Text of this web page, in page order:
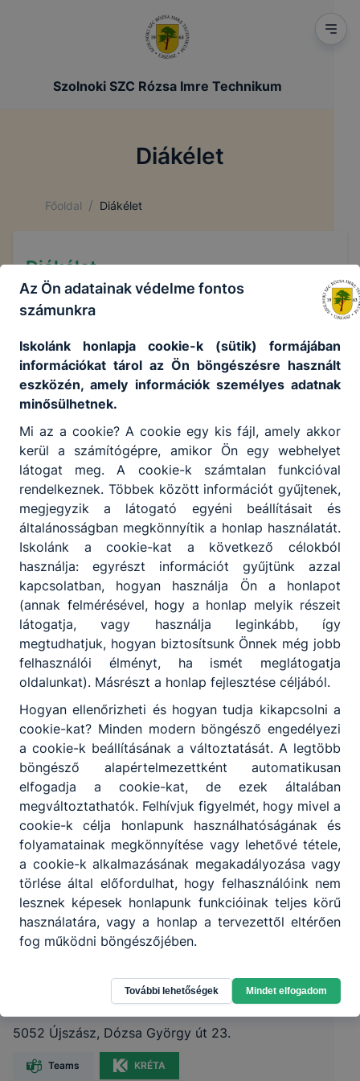
Szolnoki SZC Rózsa Imre Technikum
Diákélet
Főoldal / Diákélet
Diákélet
Sport
Partnereink
Szolnoki SZC Rózsa Imre Technikum
5052 Újszász, Dózsa György út 23.
Teams KRÉTA
Az Ön adatainak védelme fontos
számunkra
Iskolánk honlapja cookie-k (sütik) formájában
információkat tárol az Ön böngészésre használt
eszközén, amely információk személyes adatnak
minősülhetnek.
Mi az a cookie? A cookie egy kis fájl, amely akkor
kerül a számítógépre, amikor Ön egy webhelyet
látogat meg. A cookie-k számtalan funkcióval
rendelkeznek. Többek között információt gyűjtenek,
megjegyzik a látogató egyéni beállításait és
általánosságban megkönnyítik a honlap használatát.
Iskolánk a cookie-kat a következő célokból
használja: egyrészt információt gyűjtünk azzal
kapcsolatban, hogyan használja Ön a honlapot
(annak felmérésével, hogy a honlap melyik részeit
látogatja, vagy használja leginkább, így
megtudhatjuk, hogyan biztosítsunk Önnek még jobb
felhasználói élményt, ha ismét meglátogatja
oldalunkat). Másrészt a honlap fejlesztése céljából.
Hogyan ellenőrizheti és hogyan tudja kikapcsolni a
cookie-kat? Minden modern böngésző engedélyezi
a cookie-k beállításának a változtatását. A legtöbb
böngésző alapértelmezettként automatikusan
elfogadja a cookie-kat, de ezek általában
megváltoztathatók. Felhívjuk figyelmét, hogy mivel a
cookie-k célja honlapunk használhatóságának és
folyamatainak megkönnyítése vagy lehetővé tétele,
a cookie-k alkalmazásának megakadályozása vagy
törlése által előfordulhat, hogy felhasználóink nem
lesznek képesek honlapunk funkcióinak teljes körű
használatára, vagy a honlap a tervezettől eltérően
fog működni böngészőjében.
További lehetőségek Mindet elfogadom